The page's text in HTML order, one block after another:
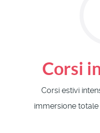
Corsi
Corsi estivi
immersione